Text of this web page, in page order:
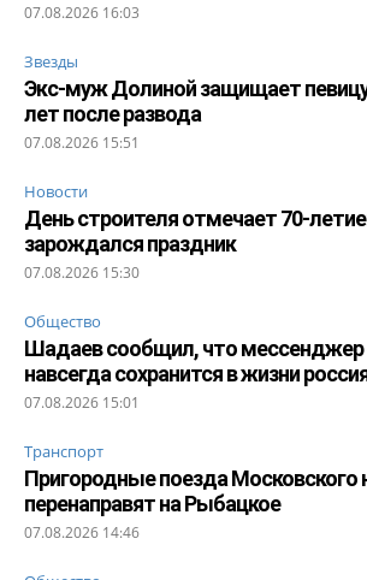
07.08.2026 16:03
Звезды
Экс-муж Долиной защищает
лет после развода
07.08.2026 15:51
Новости
День строителя отмечает 70-
зарождался праздник
07.08.2026 15:30
Общество
Шадаев сообщил, что мессенджер
навсегда сохранится в жизни
07.08.2026 15:01
Транспорт
Пригородные поезда Московского
перенаправят на Рыбацкое
07.08.2026 14:46